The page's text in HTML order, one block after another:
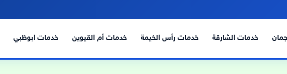
خدمات الشارقة خدمات رأس الخيمة خدمات أم القيوين خدمات ابوظبي